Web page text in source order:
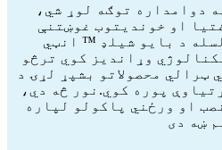
دوامداره توګه لوړ شي،
او خوندیتوب غوښتنې
د بایو شیلډ ™ انټي
وړاندیز کوي ترڅو
ټرالي محصولاتو بشپړ لړۍ د
پوره کوي.نور څه دي،
او ورځني پاکولو لپاره